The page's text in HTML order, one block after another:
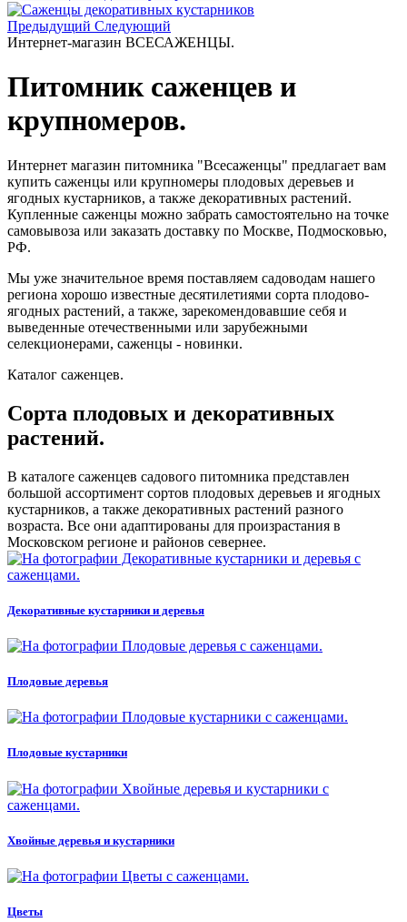
Предыдущий Следующий
Интернет-магазин ВСЕСАЖЕНЦЫ.
Питомник саженцев и
крупномеров.
Интернет магазин питомника "Всесаженцы" предлагает вам
купить саженцы или крупномеры плодовых деревьев и
ягодных кустарников, а также декоративных растений.
Купленные саженцы можно забрать самостоятельно на точке
самовывоза или заказать доставку по Москве, Подмосковью,
РФ.
Мы уже значительное время поставляем садоводам нашего
региона хорошо известные десятилетиями сорта плодово-
ягодных растений, а также, зарекомендовавшие себя и
выведенные отечественными или зарубежными
селекционерами, саженцы - новинки.
Каталог саженцев.
Сорта плодовых и декоративных
растений.
В каталоге саженцев садового питомника представлен
большой ассортимент сортов плодовых деревьев и ягодных
кустарников, а также декоративных растений разного
возраста. Все они адаптированы для произрастания в
Московском регионе и районов севернее.
Декоративные кустарники и деревья
Плодовые деревья
Плодовые кустарники
Хвойные деревья и кустарники
Цветы